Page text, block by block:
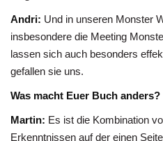
Andri: Und in unseren Monster
insbesondere die Meeting
lassen sich auch besonders
gefallen sie uns.
Was macht Euer Buch anders?
Martin: Es ist die Kombination
Erkenntnissen auf der einen